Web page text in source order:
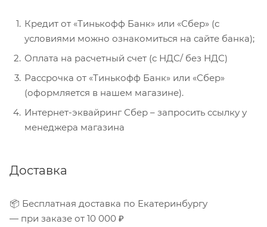
Кредит от «Тинькофф Банк» или «Сбер» (с
условиями можно ознакомиться на сайте банка);
Оплата на расчетный счет (с НДС/ без НДС)
Рассрочка от «Тинькофф Банк» или «Сбер»
(оформляется в нашем магазине).
Интернет-эквайринг Сбер – запросить ссылку у
менеджера магазина
Доставка
📦 Бесплатная доставка по Екатеринбургу
— при заказе от 10 000 ₽